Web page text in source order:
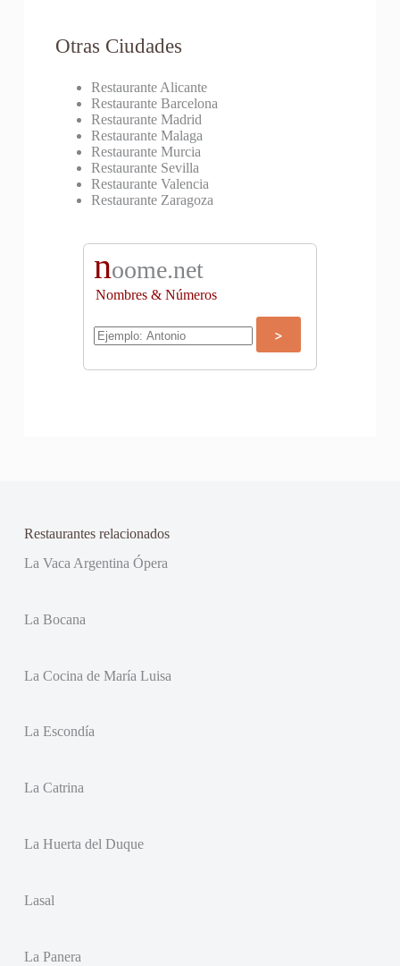
Otras Ciudades
Restaurante Alicante
Restaurante Barcelona
Restaurante Madrid
Restaurante Malaga
Restaurante Murcia
Restaurante Sevilla
Restaurante Valencia
Restaurante Zaragoza
noome.net
Nombres & Números
Restaurantes relacionados
La Vaca Argentina Ópera
La Bocana
La Cocina de María Luisa
La Escondía
La Catrina
La Huerta del Duque
Lasal
La Panera